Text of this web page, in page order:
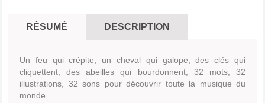
RÉSUMÉ DESCRIPTION
Un feu qui crépite, un cheval qui galope, des clés qui
cliquettent, des abeilles qui bourdonnent, 32 mots, 32
illustrations, 32 sons pour découvrir toute la musique du
monde.